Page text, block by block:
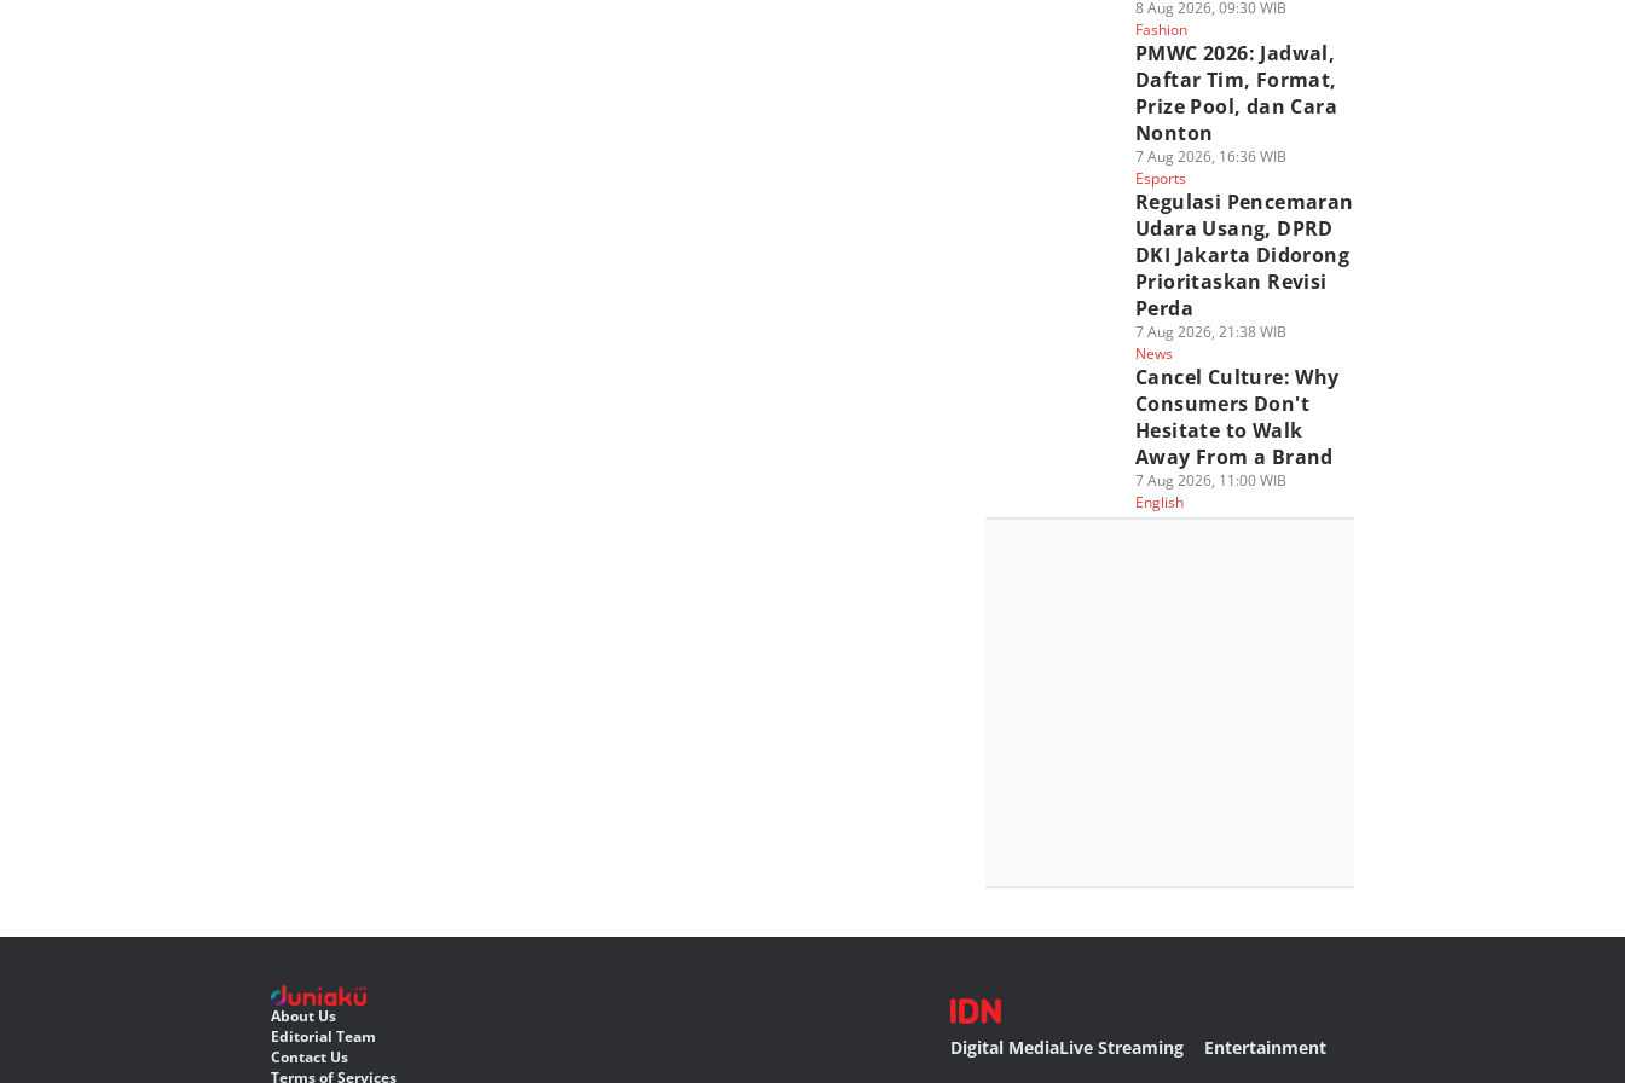
8 Aug 2026, 09:30 WIB
Fashion
PMWC 2026: Jadwal,
Daftar Tim, Format,
Prize Pool, dan Cara
Nonton
7 Aug 2026, 16:36 WIB
Esports
Regulasi Pencemaran
Udara Usang, DPRD
DKI Jakarta Didorong
Prioritaskan Revisi
Perda
7 Aug 2026, 21:38 WIB
News
Cancel Culture: Why
Consumers Don't
Hesitate to Walk
Away From a Brand
7 Aug 2026, 11:00 WIB
English
About Us
Editorial Team
Contact Us
Terms of Services
Digital MediaLive Streaming Entertainment